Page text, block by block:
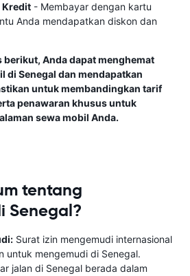
Kredit - Membayar dengan kartu
Anda mendapatkan diskon dan
Anda dapat menghemat
di Senegal dan mendapatkan
untuk membandingkan tarif
penawaran khusus untuk
sewa mobil Anda.
tentang
Senegal?
Surat izin mengemudi internasional
untuk mengemudi di Senegal.
jalan di Senegal berada dalam